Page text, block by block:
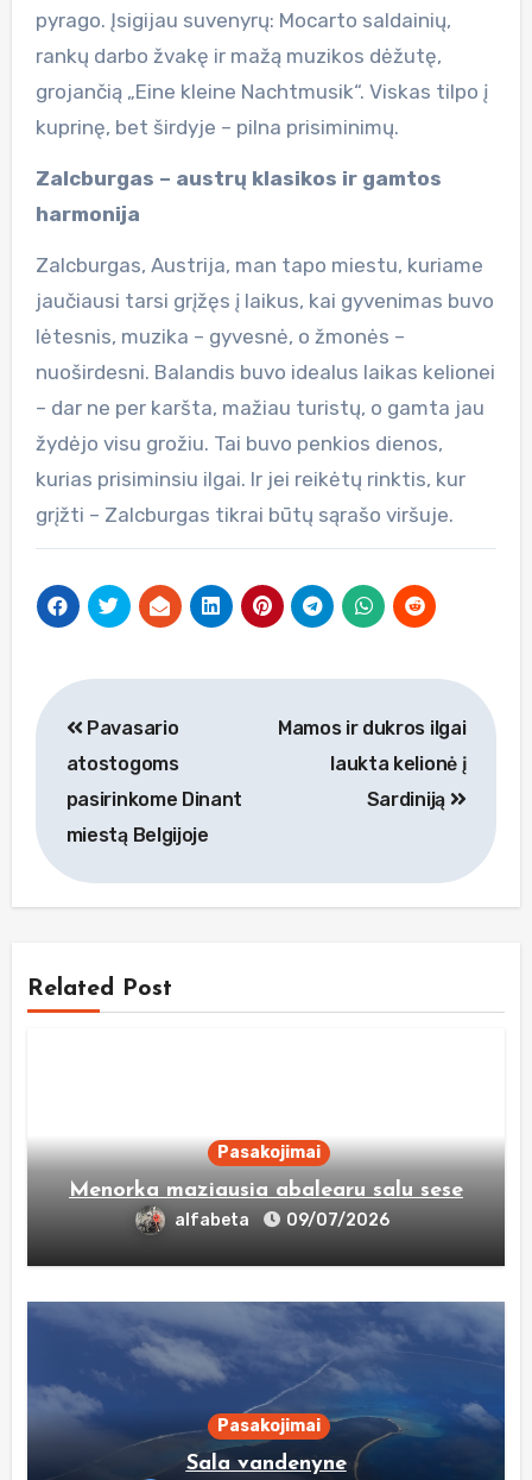
pyrago. Įsigijau suvenyrų: Mocarto saldainių,
rankų darbo žvakę ir mažą muzikos dėžutę,
grojančią „Eine kleine Nachtmusik“. Viskas tilpo į
kuprinę, bet širdyje – pilna prisiminimų.
Zalcburgas – austrų klasikos ir gamtos
harmonija
Zalcburgas, Austrija, man tapo miestu, kuriame
jaučiausi tarsi grįžęs į laikus, kai gyvenimas buvo
lėtesnis, muzika – gyvesnė, o žmonės –
nuoširdesni. Balandis buvo idealus laikas kelionei
– dar ne per karšta, mažiau turistų, o gamta jau
žydėjo visu grožiu. Tai buvo penkios dienos,
kurias prisiminsiu ilgai. Ir jei reikėtų rinktis, kur
grįžti – Zalcburgas tikrai būtų sąrašo viršuje.
Navigacija
tarp
įrašų
Pavasario
atostogoms
pasirinkome Dinant
miestą Belgijoje
Mamos ir dukros ilgai
laukta kelionė į
Sardiniją
Related Post
Pasakojimai
Menorka maziausia abalearu salu sese
alfabeta 09/07/2026
Pasakojimai
Sala vandenyne